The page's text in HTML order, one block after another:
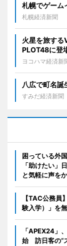
札幌でゲー
札幌経済新聞
火星を旅す
PLOT48に登
ヨコハマ経済新
八広で町名
すみだ経済新聞
困っている外
「助けたい」
と気軽に声を
【TAC公務員
験入学）」を
「APEX24」
始 訪日客の“